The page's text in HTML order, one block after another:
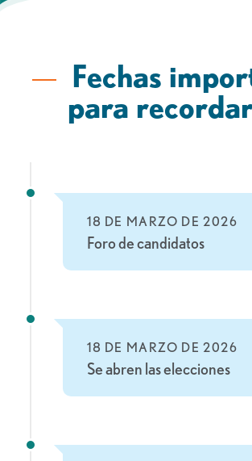
Fechas
para
18 DE MARZO DE 2026
Foro de candidatos
18 DE MARZO DE 2026
Se abren las elecciones